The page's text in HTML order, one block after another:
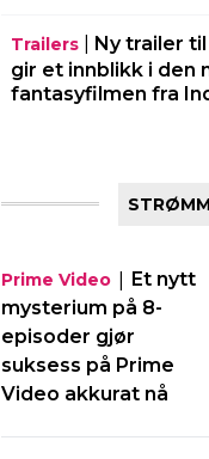
Trailers| Ny trailer til
gir et innblikk i den
fantasyfilmen fra
Prime Video| Et nytt
mysterium på 8-
episoder gjør
suksess på Prime
Video akkurat nå